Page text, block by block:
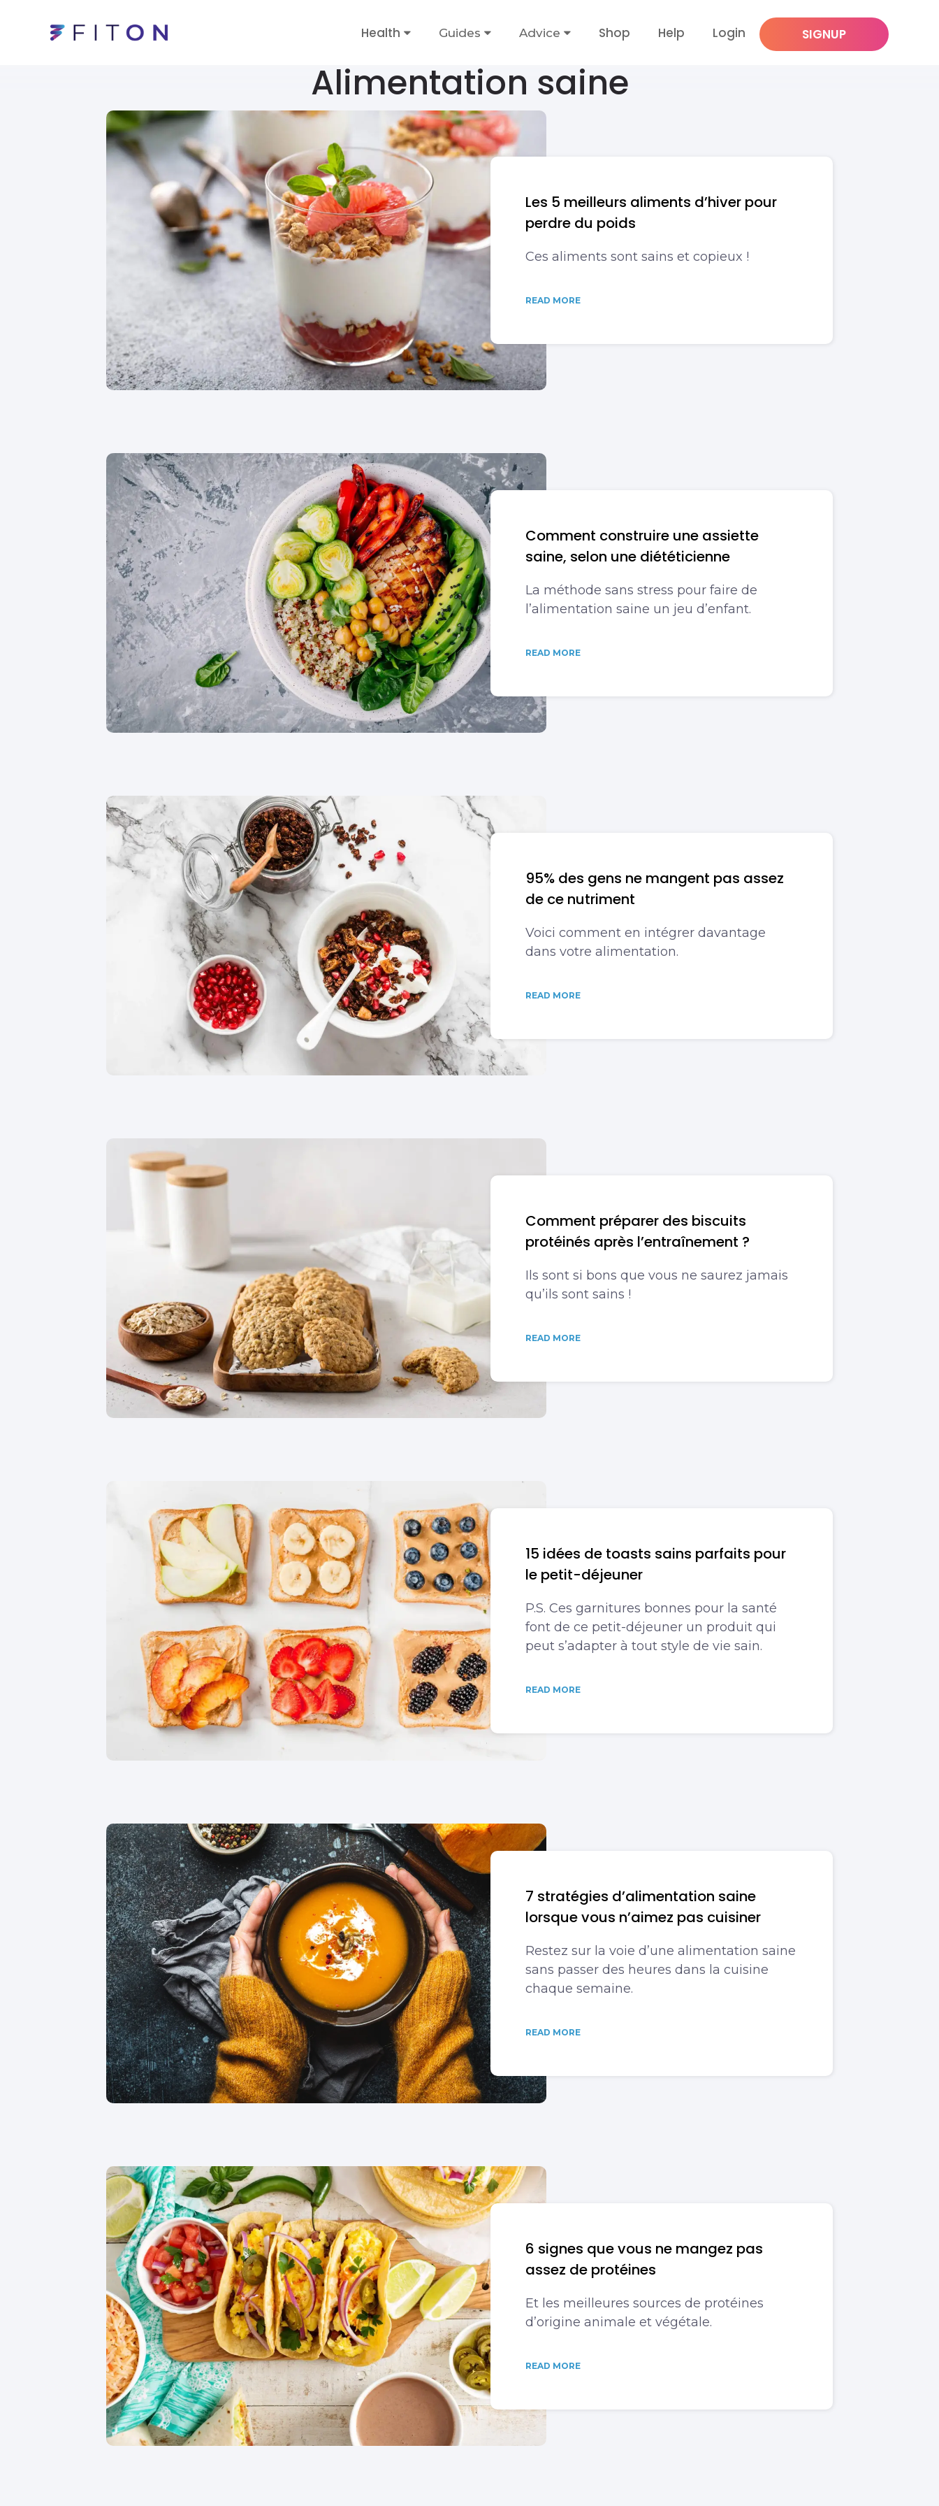
Health Guides Advice Shop Help Login SIGNUP
Alimentation saine
Les 5 meilleurs aliments d’hiver pour
perdre du poids
Ces aliments sont sains et copieux !
READ MORE
Comment construire une assiette
saine, selon une diététicienne
La méthode sans stress pour faire de
l’alimentation saine un jeu d’enfant.
READ MORE
95% des gens ne mangent pas assez
de ce nutriment
Voici comment en intégrer davantage
dans votre alimentation.
READ MORE
Comment préparer des biscuits
protéinés après l’entraînement ?
Ils sont si bons que vous ne saurez jamais
qu’ils sont sains !
READ MORE
15 idées de toasts sains parfaits pour
le petit-déjeuner
P.S. Ces garnitures bonnes pour la santé
font de ce petit-déjeuner un produit qui
peut s’adapter à tout style de vie sain.
READ MORE
7 stratégies d’alimentation saine
lorsque vous n’aimez pas cuisiner
Restez sur la voie d’une alimentation saine
sans passer des heures dans la cuisine
chaque semaine.
READ MORE
6 signes que vous ne mangez pas
assez de protéines
Et les meilleures sources de protéines
d’origine animale et végétale.
READ MORE